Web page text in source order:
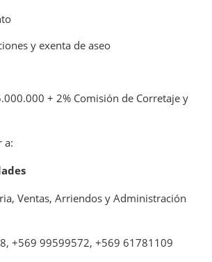
y exenta de aseo
+ 2% Comisión de Corretaje y
a:
Ventas, Arriendos y Administración
+569 99599572, +569 61781109